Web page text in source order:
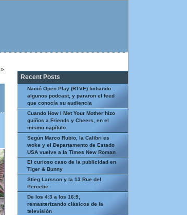
»
Recent Posts
Nació Open Play (RTVE) fichando
algunos podcast, y pararon el feed
que conocía su audiencia
Cuando How I Met Your Mother hizo
guiños a Friends y Cheers, en el
mismo capítulo
Según Marco Rubio, la Calibri es
woke y el Departamento de Estado
USA vuelve a la Times New Roman
El curioso caso de la publicidad en
Tiger & Bunny
Stieg Larsson y la 13 Rue del
Percebe
De los 4:3 a los 16:9,
remasterizando clásicos de la
televisión